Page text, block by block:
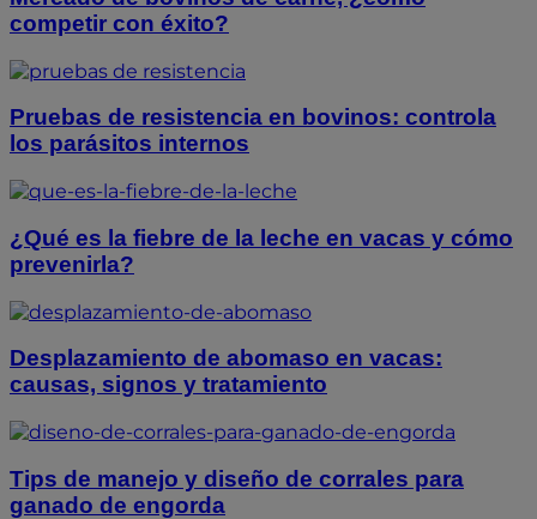
competir con éxito?
Pruebas de resistencia en bovinos: controla
los parásitos internos
¿Qué es la fiebre de la leche en vacas y cómo
prevenirla?
Desplazamiento de abomaso en vacas:
causas, signos y tratamiento
Tips de manejo y diseño de corrales para
ganado de engorda